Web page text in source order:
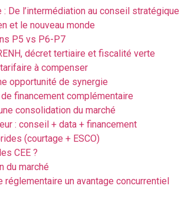
De l’intermédiation au conseil stratégique
et le nouveau monde
P5 vs P6-P7
décret tertiaire et fiscalité verte
tarifaire à compenser
opportunité de synergie
financement complémentaire
consolidation du marché
: conseil + data + financement
(courtage + ESCO)
CEE ?
du marché
réglementaire un avantage concurrentiel